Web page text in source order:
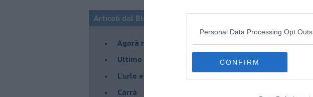
Personal Data Processing Opt Outs
CONFIRM
Articoli dal Blog “Pensieri della domenica” di Libero Venturi
​Agorà reloaded
Ultimo
​L’urlo e gli inglesi
Carrà